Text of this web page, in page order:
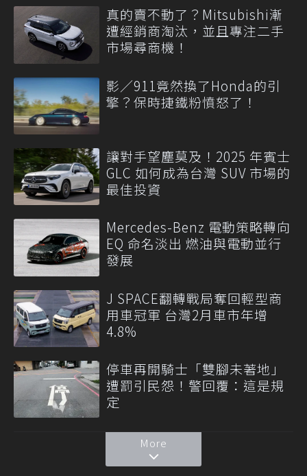
真的賣不動了？Mitsubishi漸
遭經銷商淘汰，並且專注二手
市場尋商機！
影／911竟然換了Honda的引
擎？保時捷鐵粉憤怒了！
讓對手望塵莫及！2025 年賓士
GLC 如何成為台灣 SUV 市場的
最佳投資
Mercedes-Benz 電動策略轉向
EQ 命名淡出 燃油與電動並行
發展
J SPACE翻轉戰局奪回輕型商
用車冠軍 台灣2月車市年增
4.8%
停車再開騎士「雙腳未著地」
遭罰引民怨！警回覆：這是規
定
More